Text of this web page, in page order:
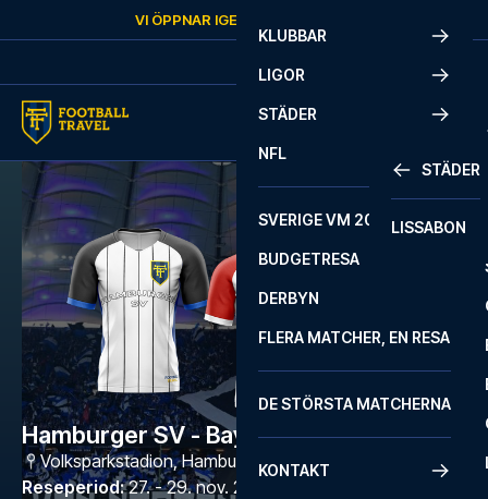
VI ÖPPNAR IGEN
KLUBBAR
LIGOR
STÄDER
STÄDER
LISSABON
NFL
SVERIGE VM 2026
BUDGETRESA
DERBYN
FLERA MATCHER, EN RESA
DE STÖRSTA MATCHERNA
KONTAKT
Hamburger SV - Bayern München
Volksparkstadion,Hamburg
Reseperiod: 27. - 29. nov. 2026